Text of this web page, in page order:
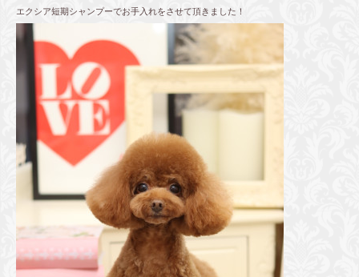
エクシア短期シャンプーでお手入れをさせて頂きました！